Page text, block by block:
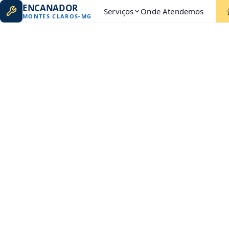
ENCANADOR
MONTES CLAROS- MG Serviços Onde Atendemos